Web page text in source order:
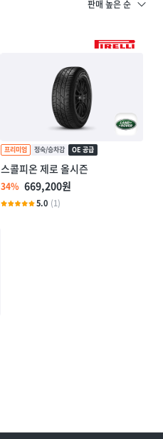
스콜피온 제로 올시즌
34% 669,200원
5.0 (1)